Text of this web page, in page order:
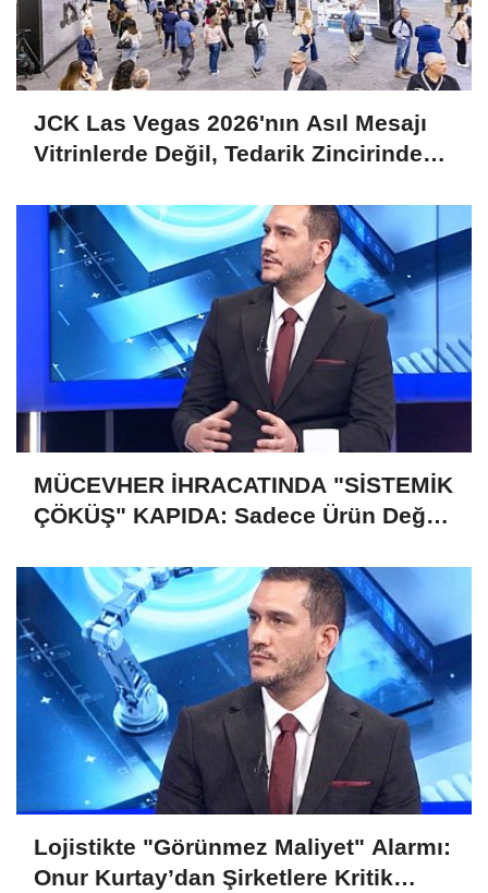
JCK Las Vegas 2026'nın Asıl Mesajı
Vitrinlerde Değil, Tedarik Zincirinde
MÜCEVHER İHRACATINDA "SİSTEMİK
ÇÖKÜŞ" KAPIDA: Sadece Ürün Değil,
Lojistikte "Görünmez Maliyet" Alarmı:
Onur Kurtay’dan Şirketlere Kritik